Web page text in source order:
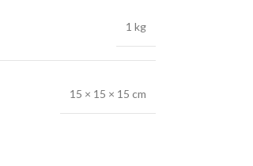
1 kg
15 × 15 × 15 cm